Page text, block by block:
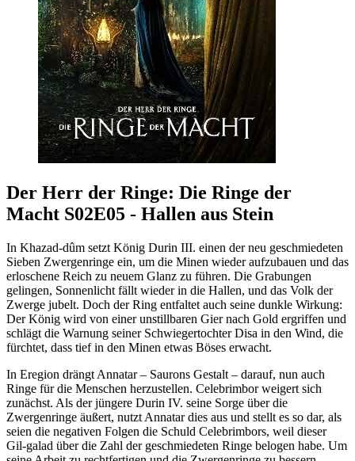
Der Herr der Ringe: Die Ringe der
Macht S02E05 - Hallen aus Stein
In Khazad-dûm setzt König Durin III. einen der neu geschmiedeten
Sieben Zwergenringe ein, um die Minen wieder aufzubauen und das
erloschene Reich zu neuem Glanz zu führen. Die Grabungen
gelingen, Sonnenlicht fällt wieder in die Hallen, und das Volk der
Zwerge jubelt. Doch der Ring entfaltet auch seine dunkle Wirkung:
Der König wird von einer unstillbaren Gier nach Gold ergriffen und
schlägt die Warnung seiner Schwiegertochter Disa in den Wind, die
fürchtet, dass tief in den Minen etwas Böses erwacht.
In Eregion drängt Annatar – Saurons Gestalt – darauf, nun auch
Ringe für die Menschen herzustellen. Celebrimbor weigert sich
zunächst. Als der jüngere Durin IV. seine Sorge über die
Zwergenringe äußert, nutzt Annatar dies aus und stellt es so dar, als
seien die negativen Folgen die Schuld Celebrimbors, weil dieser
Gil-galad über die Zahl der geschmiedeten Ringe belogen habe. Um